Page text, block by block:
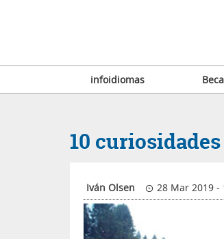
infoidiomas
10
Iván Olsen 28 Mar 2019 -